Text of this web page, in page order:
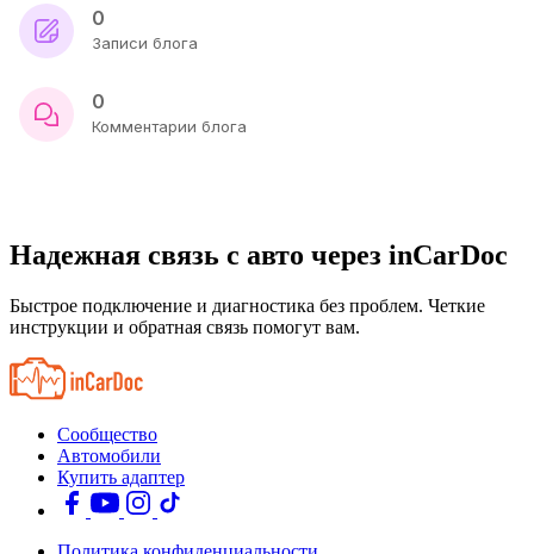
0
Записи блога
0
Комментарии блога
Надежная связь с авто через inCarDoc
Быстрое подключение и диагностика без проблем. Четкие
инструкции и обратная связь помогут вам.
Сообщество
Автомобили
Купить адаптер